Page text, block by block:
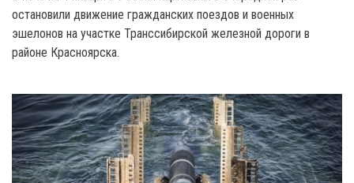
остановили движение гражданских поездов и военных
эшелонов на участке Транссибирской железной дороги в
районе Красноярска.